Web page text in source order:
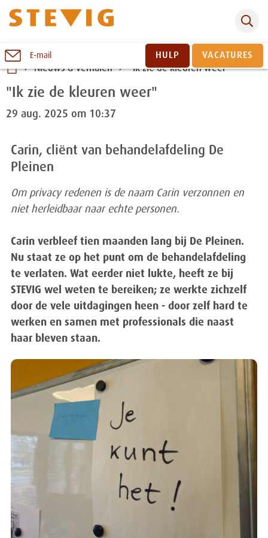
Naar
inhoud
E-mail HULP
VACATURES
Nieuws & verhalen
"Ik zie de kleuren weer"
"Ik zie de kleuren weer"
29 aug. 2025 om 10:37
Carin, cliënt van behandelafdeling De
Pleinen
Om privacy redenen is de naam Carin verzonnen en
niet herleidbaar naar echte personen.
Carin verbleef tien maanden lang bij De Pleinen.
Nu staat ze op het punt om de behandelafdeling
te verlaten. Wat eerder niet lukte, heeft ze bij
STEVIG wel weten te bereiken; ze werkte zichzelf
door de vele uitdagingen heen - door zelf hard te
werken en samen met professionals die naast
haar bleven staan.